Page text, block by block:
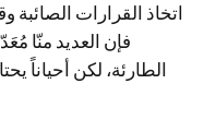
اتخاذ القرارات
فإن العديد منّا
الطارئة، لكن أحياناً